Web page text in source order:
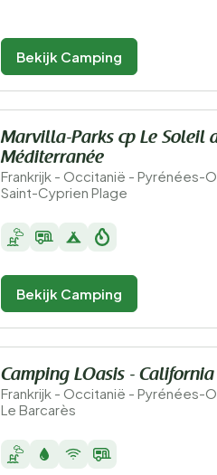
Bekijk Camping
Marvilla-Parks cp Le Soleil
Méditerranée
Frankrijk - Occitanië - Pyrénées-
Saint-Cyprien Plage
Bekijk Camping
Camping LOasis - California
Frankrijk - Occitanië - Pyrénées-
Le Barcarès